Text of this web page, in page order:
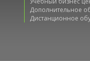
Дополнительное
Дистанционное